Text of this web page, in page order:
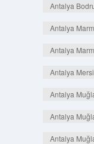
Antalya
Antalya
Antalya
Antalya
Antalya
Antalya
Antalya